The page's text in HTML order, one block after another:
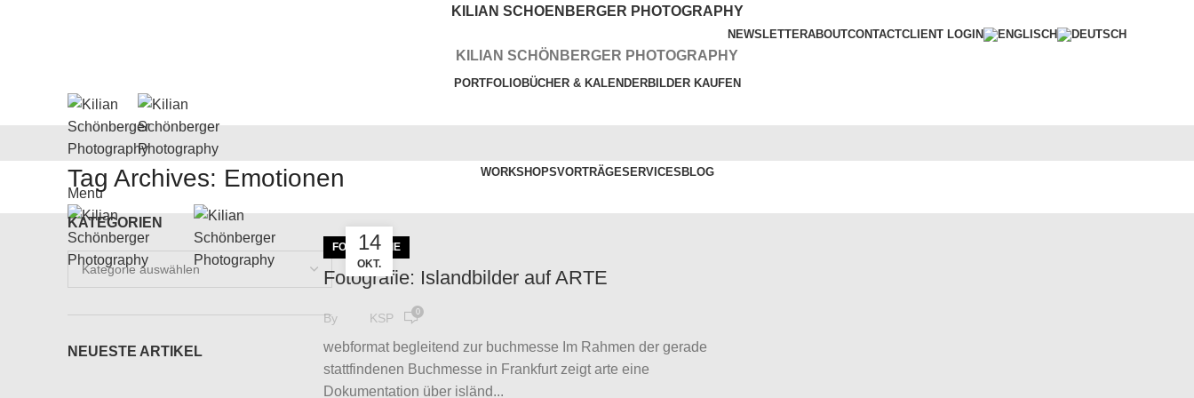
KILIAN SCHOENBERGER PHOTOGRAPHY
NEWSLETTERABOUTCONTACTCLIENT LOGIN
KILIAN SCHÖNBERGER PHOTOGRAPHY
PORTFOLIOBÜCHER & KALENDERBILDER KAUFEN
WORKSHOPSVORTRÄGESERVICES BLOG
Menu
Tag Archives: Emotionen
14
OKT.
FOTOGRAFIE
Fotografie: Islandbilder auf ARTE
By KSP 0
webformat begleitend zur buchmesse Im Rahmen der gerade
stattfindenen Buchmesse in Frankfurt zeigt arte eine
Dokumentation über isländ...
KATEGORIEN
Kategorien
NEUESTE ARTIKEL